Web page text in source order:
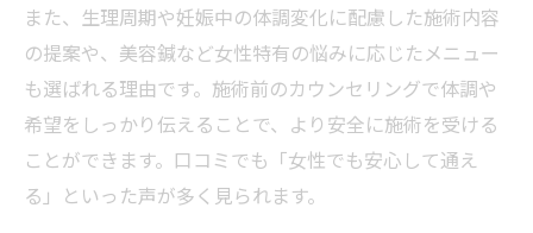
また、生理周期や妊娠中の体調変化に配慮した施術内容
の提案や、美容鍼など女性特有の悩みに応じたメニュー
も選ばれる理由です。施術前のカウンセリングで体調や
希望をしっかり伝えることで、より安全に施術を受ける
ことができます。口コミでも「女性でも安心して通え
る」といった声が多く見られます。